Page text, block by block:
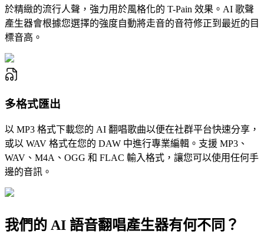
於精緻的流行人聲，強力用於風格化的 T-Pain 效果。AI 歌聲
產生器會根據您選擇的強度自動將走音的音符修正到最近的目
標音高。
多格式匯出
以 MP3 格式下載您的 AI 翻唱歌曲以便在社群平台快速分享，
或以 WAV 格式在您的 DAW 中進行專業編輯。支援 MP3、
WAV、M4A、OGG 和 FLAC 輸入格式，讓您可以使用任何手
邊的音訊。
我們的 AI 語音翻唱產生器有何不同？